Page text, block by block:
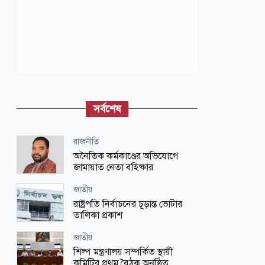
সর্বশেষ
রাজনীতি
অনৈতিক কর্মকাণ্ডের অভিযোগে
জামায়াত নেতা বহিষ্কার
জাতীয়
রাষ্ট্রপতি নির্বাচনের চূড়ান্ত ভোটার
তালিকা প্রকাশ
জাতীয়
শিল্প মন্ত্রণালয় সম্পর্কিত স্থায়ী